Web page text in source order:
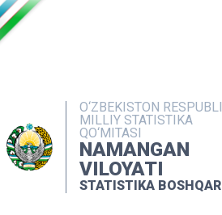
O‘ZBEKISTON
MILLIY STATISTIKA
QO‘MITASI
NAMANGAN
VILOYATI
STATISTIKA
NASHRLAR
INTERAKTIV
MATBUOT